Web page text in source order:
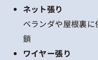
ネット張り
ベランダや屋根裏
鎖
ワイヤー張り